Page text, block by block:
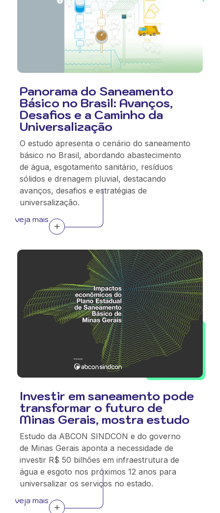
Panorama do Saneamento
Básico no Brasil: Avanços,
Desafios e a Caminho da
Universalização
O estudo apresenta o cenário do saneamento
básico no Brasil, abordando abastecimento
de água, esgotamento sanitário, resíduos
sólidos e drenagem pluvial, destacando
avanços, desafios e estratégias de
universalização.
veja mais
Investir em saneamento pode
transformar o futuro de
Minas Gerais, mostra estudo
Estudo da ABCON SINDCON e do governo
de Minas Gerais aponta a necessidade de
investir R$ 50 bilhões em infraestrutura de
água e esgoto nos próximos 12 anos para
universalizar os serviços no estado.
veja mais